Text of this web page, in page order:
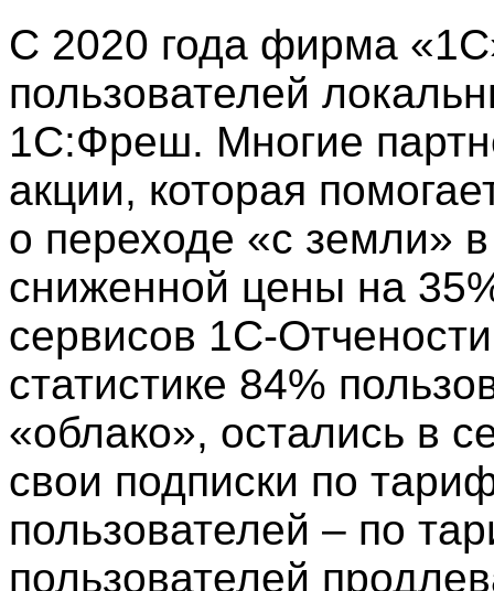
С 2020 года фирма
пользователей
1С:Фреш. Многие
акции, которая
о переходе «с земли»
сниженной цены на
сервисов 1С-
статистике 84%
«облако», остались в
свои подписки по
пользователей – по
пользователей